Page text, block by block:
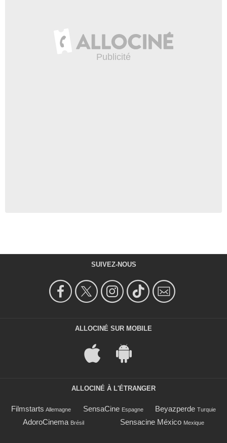
SUIVEZ-NOUS
ALLOCINÉ SUR MOBILE
ALLOCINÉ À L'ÉTRANGER
Filmstarts Allemagne SensaCine Espagne Beyazperde Turquie
AdoroCinema Brésil Sensacine México Mexique